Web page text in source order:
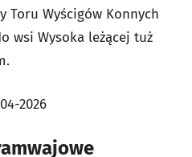
Toru Wyścigów Konnych
wsi Wysoka leżącej tuż
2026